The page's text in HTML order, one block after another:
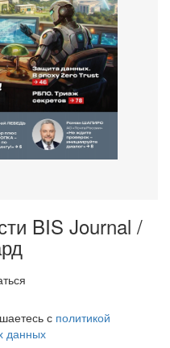
BIS Journal /
с политикой
данных